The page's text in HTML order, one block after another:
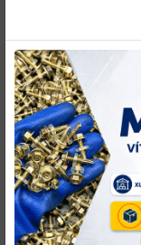
Loại Sản Phẩm
Size
Thương Hiệu